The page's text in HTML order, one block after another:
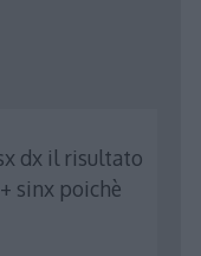
dx il risultato
sinx poichè